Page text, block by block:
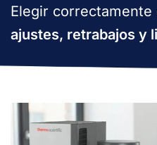
Elegir
ajustes, retrabajos y